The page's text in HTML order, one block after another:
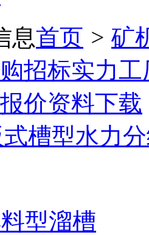
息首页 > 矿
招标实力工
价资料下载
槽型水力
型溜槽